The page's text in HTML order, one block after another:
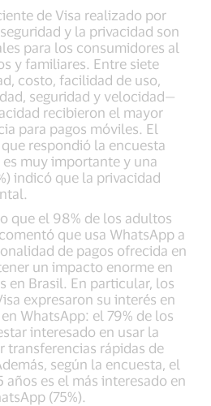
de Visa realizado por
y la privacidad son
para los consumidores al
y familiares. Entre siete
costo, facilidad de uso,
seguridad y velocidad—
recibieron el mayor
para pagos móviles. El
respondió la encuesta
muy importante y una
indicó que la privacidad
que el 98% de los adultos
que usa WhatsApp a
de pagos ofrecida en
un impacto enorme en
en Brasil. En particular, los
expresaron su interés en
WhatsApp: el 79% de los
interesado en usar la
transferencias rápidas de
según la encuesta, el
años es el más interesado en
(75%).